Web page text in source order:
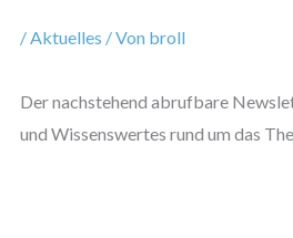
/Aktuelles / Von broll
Der nachstehend abrufbare
und Wissenswertes rund um das